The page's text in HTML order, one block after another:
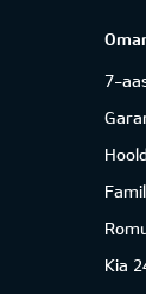
7-
Kia